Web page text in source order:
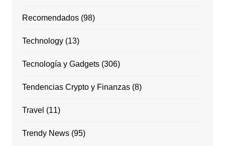
Recomendados(98)
Technology(13)
Tecnología y Gadgets(306)
Tendencias Crypto y Finanzas(8)
Travel (11)
Trendy News(95)